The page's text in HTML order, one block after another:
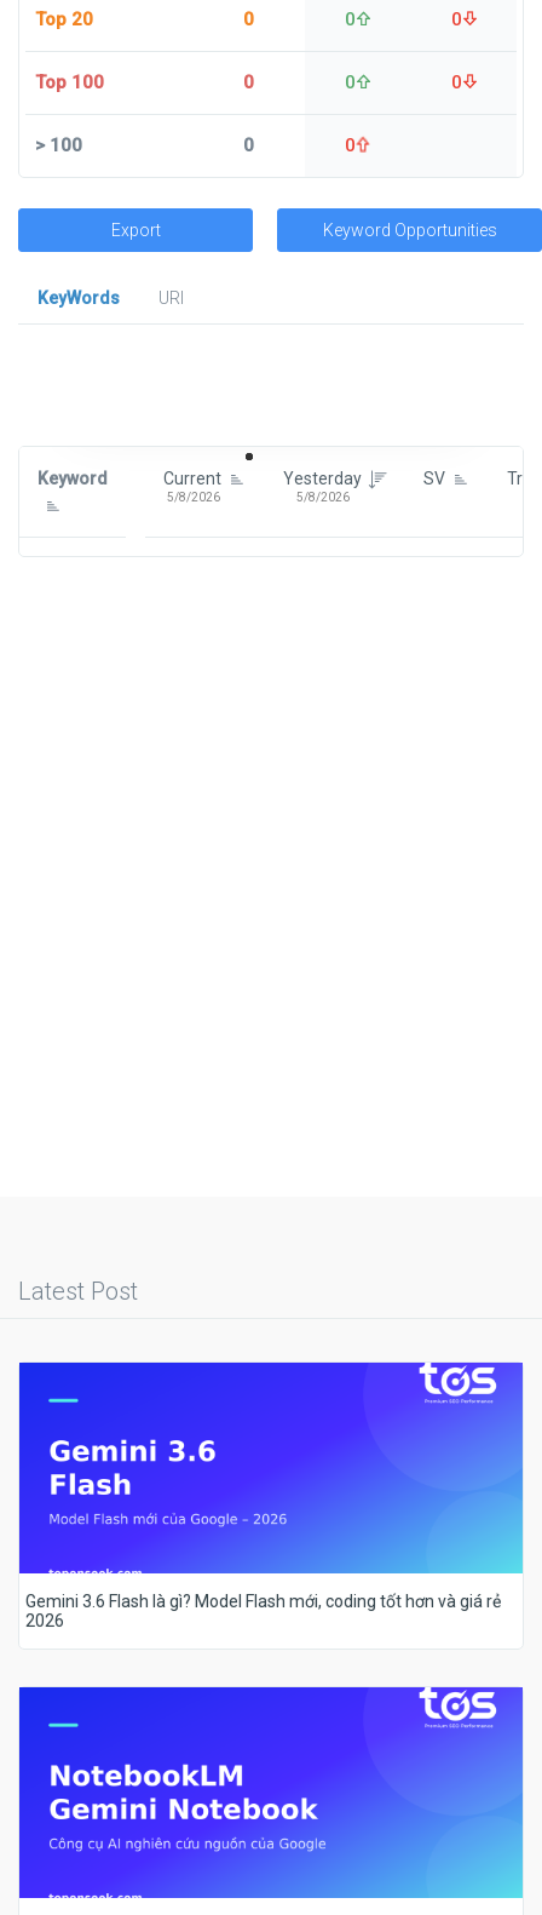
Top 20 0 0 0
Top 100 0 0 0
>100 0 0
Export Keyword Opportunities
KeyWords
URl
Keyword Current
5/8/2026
Yesterday
5/8/2026
SV
Latest Post
Gemini 3.6 Flash là gì? Model Flash mới, coding tốt hơn và giá rẻ
2026